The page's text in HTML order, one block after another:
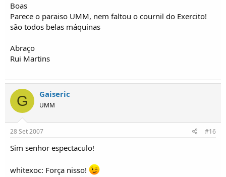
Boas
Parece o paraiso UMM, nem faltou o cournil do Exercito!
são todos belas máquinas
Abraço
Rui Martins
G Gaiseric
UMM
28 Set 2007 #16
Sim senhor espectaculo!
whitexoc: Força nisso!